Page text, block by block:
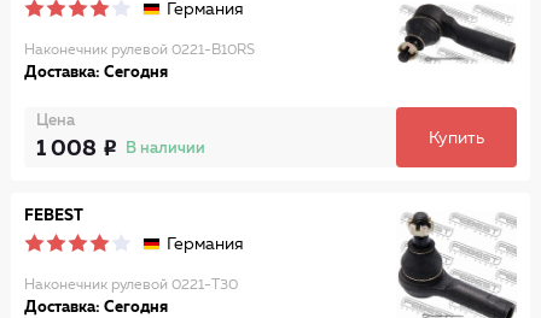
Германия
Наконечник рулевой 0221-B10RS
Доставка: Сегодня
Цена
1 008 В наличии
Купить
FEBEST
Германия
Наконечник рулевой 0221-T30
Доставка: Сегодня